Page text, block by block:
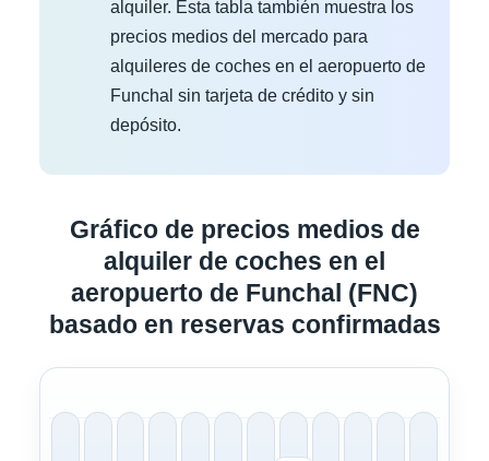
alquiler. Esta tabla también muestra los
precios medios del mercado para
alquileres de coches en el aeropuerto de
Funchal sin tarjeta de crédito y sin
depósito.
Gráfico de precios medios de
alquiler de coches en el
aeropuerto de Funchal (FNC)
basado en reservas confirmadas